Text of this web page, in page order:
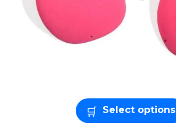
Select options